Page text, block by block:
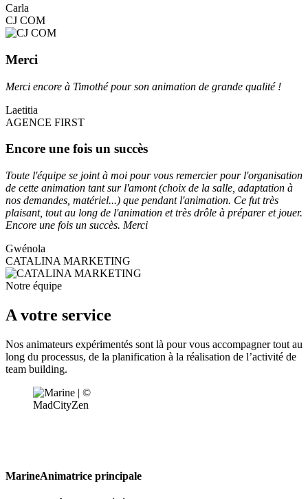
Carla
CJ COM
Merci
Merci encore à Timothé pour son animation de grande qualité !
Laetitia
AGENCE FIRST
Encore une fois un succès
Toute l'équipe se joint à moi pour vous remercier pour l'organisation
de cette animation tant sur l'amont (choix de la salle, adaptation à
nos demandes, matériel...) que pendant l'animation. Ce fut très
plaisant, tout au long de l'animation et très drôle à préparer et jouer.
Encore une fois un succès. Merci
Gwénola
CATALINA MARKETING
Notre équipe
A votre service
Nos animateurs expérimentés sont là pour vous accompagner tout au
long du processus, de la planification à la réalisation de l’activité de
team building.
MarineAnimatrice principale